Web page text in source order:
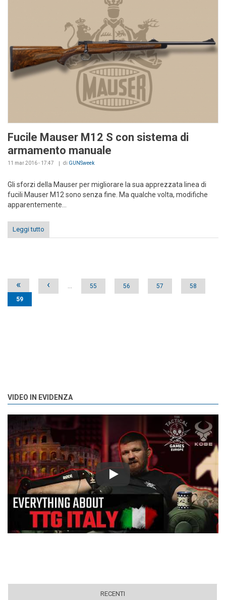
Fucile Mauser M12 S con sistema di
armamento manuale
11 mar 2016 - 17:47 di GUNSweek
Gli sforzi della Mauser per migliorare la sua apprezzata linea di
fucili Mauser M12 sono senza fine. Ma qualche volta, modifiche
apparentemente...
Leggi tutto
Pages
« ‹ … 55 56 57
58
59
VIDEO IN EVIDENZA
Play
RECENTI